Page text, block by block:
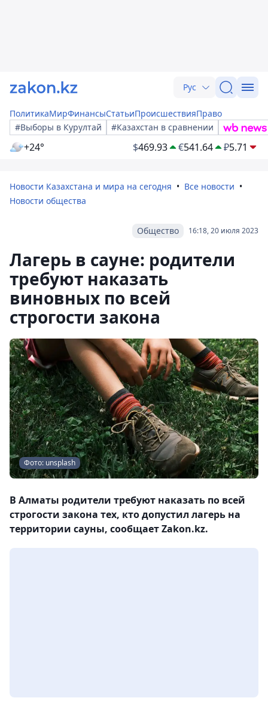
Рус
ПолитикаМирФинансыСтатьиПроисшествияПраво
#Выборы в Курултай
#Казахстан в сравнении
+24° $469.93 €541.64 ₽5.71
Новости Казахстана и мира на сегодня
Все новости
Новости общества
16:18, 20 июля 2023
Общество
Лагерь в сауне: родители
требуют наказать
виновных по всей
строгости закона
Фото: unsplash
В Алматы родители требуют наказать по всей
строгости закона тех, кто допустил лагерь на
территории сауны, сообщает Zakon.kz.